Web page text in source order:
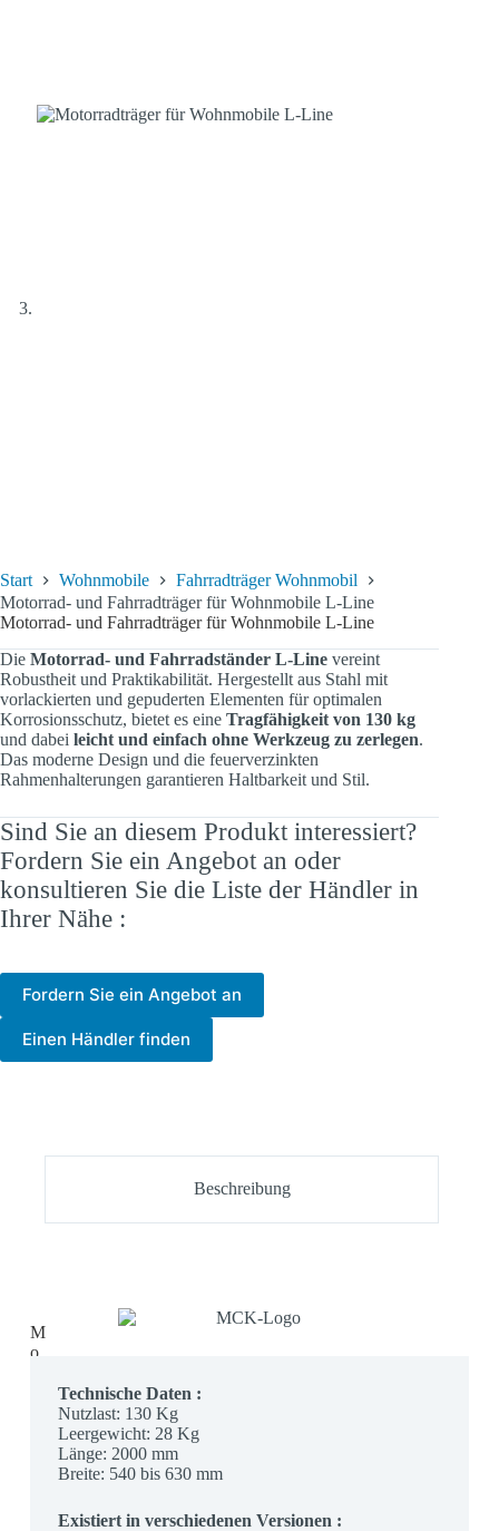
Start Wohnmobile
Fahrradträger Wohnmobil
Motorrad- und Fahrradträger für Wohnmobile L-Line
Motorrad- und Fahrradträger für Wohnmobile L-Line
Die Motorrad- und Fahrradständer L-Line vereint
Robustheit und Praktikabilität. Hergestellt aus Stahl mit
vorlackierten und gepuderten Elementen für optimalen
Korrosionsschutz, bietet es eine Tragfähigkeit von 130 kg
und dabei leicht und einfach ohne Werkzeug zu zerlegen.
Das moderne Design und die feuerverzinkten
Rahmenhalterungen garantieren Haltbarkeit und Stil.
Sind Sie an diesem Produkt interessiert?
Fordern Sie ein Angebot an oder
konsultieren Sie die Liste der Händler in
Ihrer Nähe :
Fordern Sie ein Angebot an
Einen Händler finden
Beschreibung
M
o
Technische Daten :
Nutzlast: 130 Kg
Leergewicht: 28 Kg
Länge: 2000 mm
Breite: 540 bis 630 mm
Existiert in verschiedenen Versionen :